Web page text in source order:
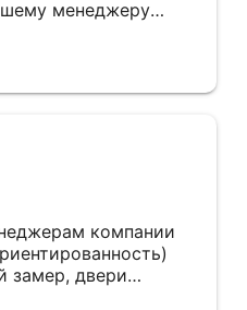
менеджеру
выбор, от
компании
замер, двери
доставке